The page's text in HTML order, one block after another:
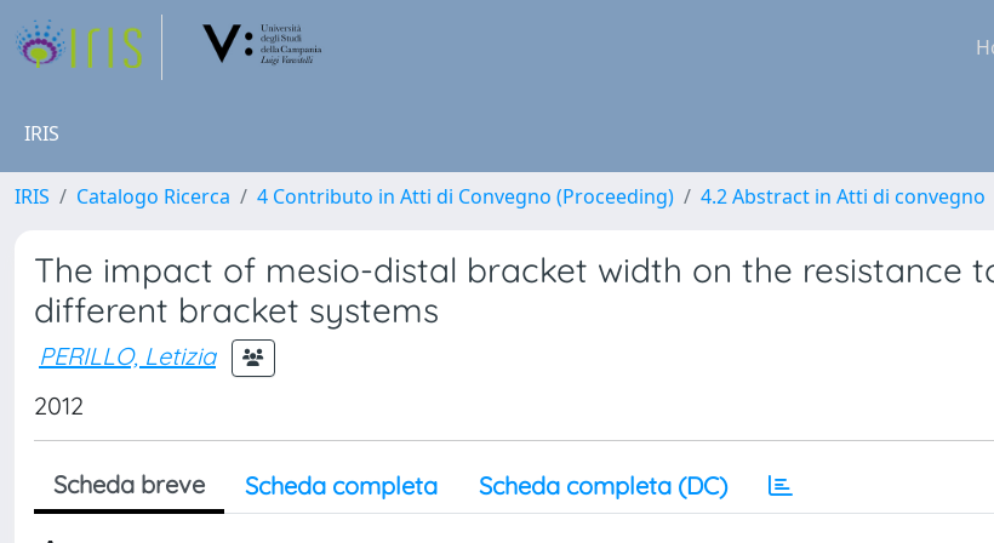
IRIS
IRIS Catalogo Ricerca 4 Contributo in Atti di Convegno (Proceeding) 4.2 Abstract in Atti di convegno
The impact of mesio-distal bracket width on the resistance
different bracket systems
PERILLO, Letizia
2012
Scheda breve Scheda completa Scheda completa (DC)